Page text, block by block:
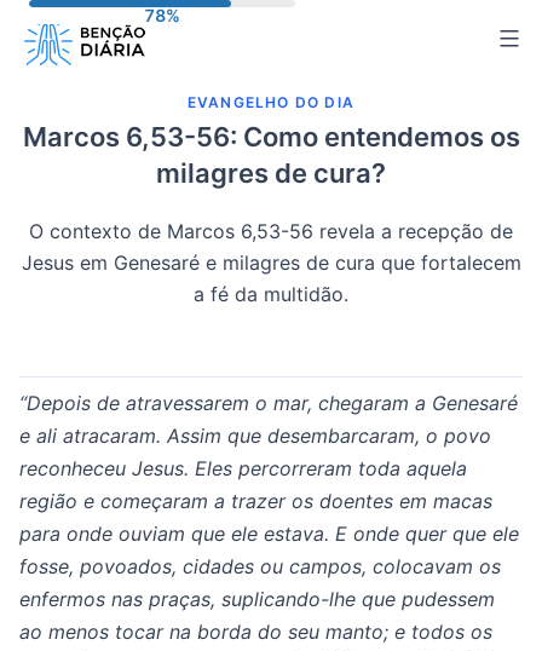
para
conteúdo
EVANGELHO DO DIA
Marcos 6,53-56: Como entendemos os
milagres de cura?
O contexto de Marcos 6,53-56 revela a recepção de
Jesus em Genesaré e milagres de cura que fortalecem
a fé da multidão.
“Depois de atravessarem o mar, chegaram a Genesaré
e ali atracaram. Assim que desembarcaram, o povo
reconheceu Jesus. Eles percorreram toda aquela
região e começaram a trazer os doentes em macas
para onde ouviam que ele estava. E onde quer que ele
fosse, povoados, cidades ou campos, colocavam os
enfermos nas praças, suplicando-lhe que pudessem
ao menos tocar na borda do seu manto; e todos os